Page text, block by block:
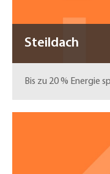
Steildach
Bis zu 20 % Energie